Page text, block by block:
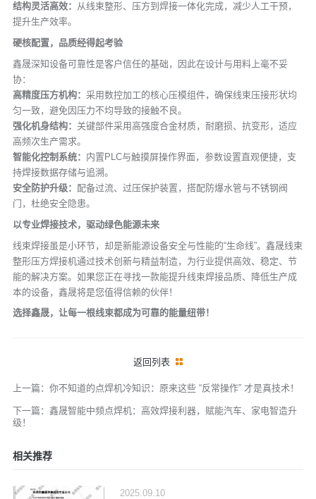
结构灵活高效： 从线束整形、压方到焊接一体化完成，减少人工干预，
提升生产效率。
硬核配置，品质经得起考验
鑫晟深知设备可靠性是客户信任的基础，因此在设计与用料上毫不妥
协：
高精度压方机构： 采用数控加工的核心压模组件，确保线束压接形状均
匀一致，避免因压力不均导致的接触不良。
强化机身结构： 关键部件采用高强度合金材质，耐磨损、抗变形，适应
高频次生产需求。
智能化控制系统： 内置PLC与触摸屏操作界面，参数设置直观便捷，支
持焊接数据存储与追溯。
安全防护升级： 配备过流、过压保护装置，搭配防爆水管与不锈钢阀
门，杜绝安全隐患。
以专业焊接技术，驱动绿色能源未来
线束焊接虽是小环节，却是新能源设备安全与性能的“生命线”。鑫晟线束
整形压方焊接机通过技术创新与精益制造，为行业提供高效、稳定、节
能的解决方案。如果您正在寻找一款能提升线束焊接品质、降低生产成
本的设备，鑫晟将是您值得信赖的伙伴！
选择鑫晟，让每一根线束都成为可靠的能量纽带！
上一篇：你不知道的点焊机冷知识：原来这些 “反常操作” 才是真技术！
返回列表
下一篇：鑫晟智能中频点焊机：高效焊接利器，赋能汽车、家电智造升
级！
相关推荐
2025.09.10